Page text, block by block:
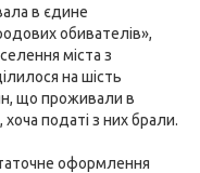
в єдине
обивателів»,
міста з
на шість
що проживали в
податі з них брали.
оформлення